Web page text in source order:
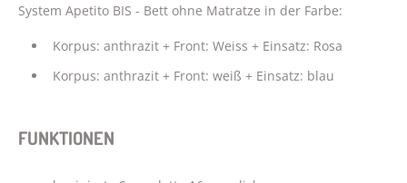
System Apetito BIS - Bett ohne Matratze in der Farbe:
Korpus: anthrazit + Front: Weiss + Einsatz: Rosa
Korpus: anthrazit + Front: weiß + Einsatz: blau
FUNKTIONEN